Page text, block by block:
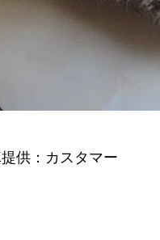
供：カスタマー